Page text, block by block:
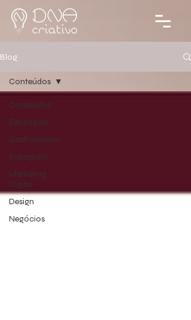
Blog
Conteúdos
Educação
Gastronomia
Instagram
Marketing
Digital
Design
Negócios
Conteúdos